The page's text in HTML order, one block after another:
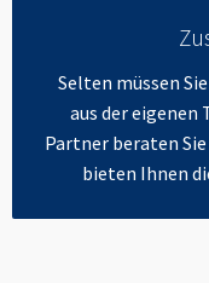
Selten müssen
aus der eigenen
Partner beraten
bieten Ihnen